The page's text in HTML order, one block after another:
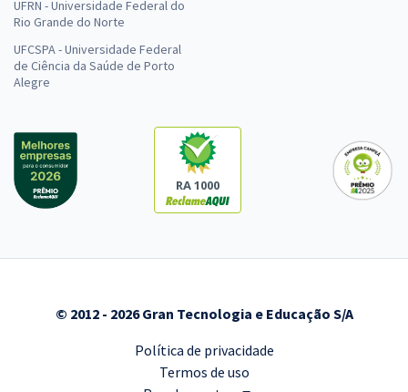
UFRN - Universidade Federal do
Rio Grande do Norte
UFCSPA - Universidade Federal
de Ciência da Saúde de Porto
Alegre
RA 1000
© 2012 - 2026 Gran Tecnologia e Educação S/A
Política de privacidade
Termos de uso